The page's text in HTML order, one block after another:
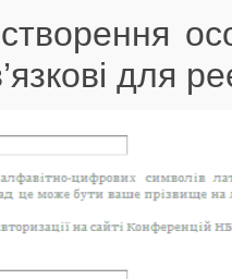
для